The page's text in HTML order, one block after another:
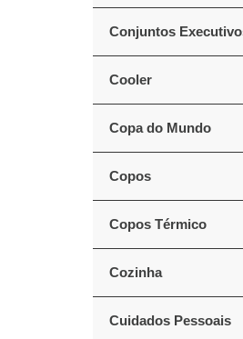
Conjuntos
Cooler
Copa do Mundo
Copos
Copos Térmico
Cozinha
Cuidados Pessoais